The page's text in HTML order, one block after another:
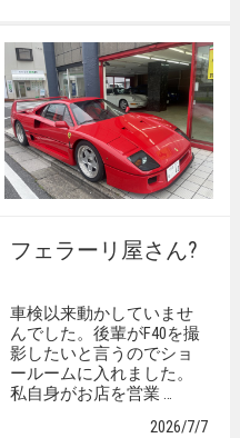
フェラーリ屋さん?
車検以来動かしていませ
んでした。後輩がF40を撮
影したいと言うのでショ
ールームに入れました。
私自身がお店を営業 …
2026/7/7